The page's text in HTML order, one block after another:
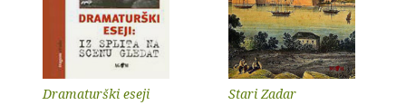
Dramaturški eseji Stari Zadar